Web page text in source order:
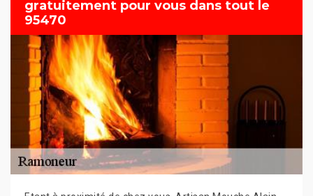
gratuitement pour vous dans tout le
95470